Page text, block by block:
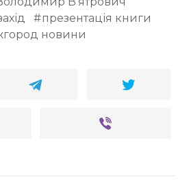
презентація книги
новини